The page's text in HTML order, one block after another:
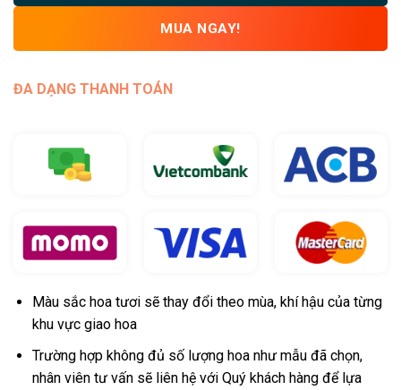
MUA NGAY!
ĐA DẠNG THANH TOÁN
Màu sắc hoa tươi sẽ thay đổi theo mùa, khí hậu của từng
khu vực giao hoa
Trường hợp không đủ số lượng hoa như mẫu đã chọn,
nhân viên tư vấn sẽ liên hệ với Quý khách hàng để lựa